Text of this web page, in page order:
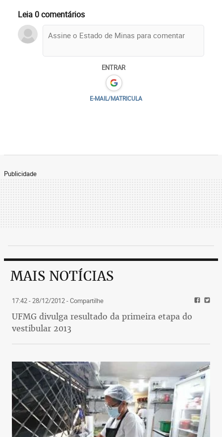
Leia 0 comentários
ENTRAR
E-MAIL/MATRICULA
Publicidade
MAIS NOTÍCIAS
17:42 - 28/12/2012- Compartilhe
UFMG divulga resultado da primeira etapa do
vestibular 2013